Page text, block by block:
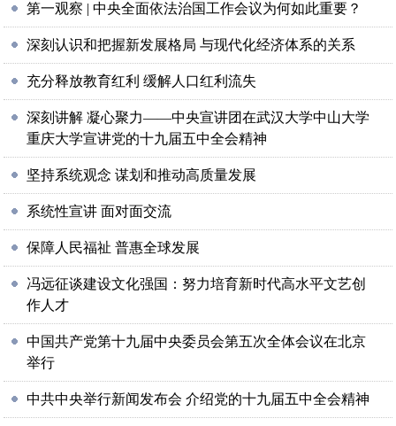
第一观察 | 中央全面依法治国工作会议为何如此重要？
深刻认识和把握新发展格局 与现代化经济体系的关系
充分释放教育红利 缓解人口红利流失
深刻讲解 凝心聚力——中央宣讲团在武汉大学中山大学
重庆大学宣讲党的十九届五中全会精神
坚持系统观念 谋划和推动高质量发展
系统性宣讲 面对面交流
保障人民福祉 普惠全球发展
冯远征谈建设文化强国：努力培育新时代高水平文艺创
作人才
中国共产党第十九届中央委员会第五次全体会议在北京
举行
中共中央举行新闻发布会 介绍党的十九届五中全会精神